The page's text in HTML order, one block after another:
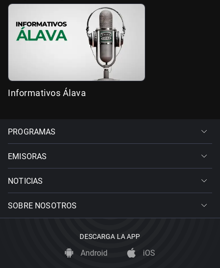
Informativos Álava
PROGRAMAS
EMISORAS
NOTICIAS
SOBRE NOSOTROS
DESCARGA LA APP
Android iOS